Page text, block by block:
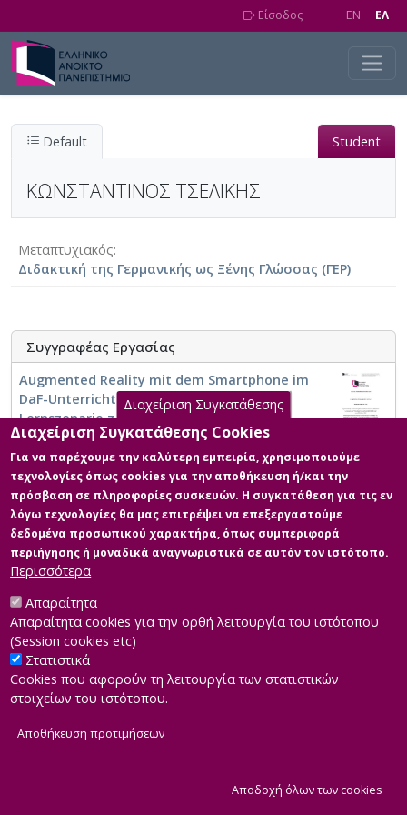
Είσοδος EN EΛ
Default Student
ΚΩΝΣΤΑΝΤΙΝΟΣ ΤΣΕΛΙΚΗΣ
Μεταπτυχιακός
Διδακτική της Γερμανικής ως Ξένης Γλώσσας (ΓΕΡ)
Συγγραφέας Εργασίας
Augmented Reality mit dem Smartphone im
DaF-Unterricht - Ein didaktisches
Lernszenario zum Wortschatzerwerb aus
konstruktivistischer und neurodidaktischer
Sicht
Developed byINTEROPTICS
Διαχείριση Συγκατάθεσης
Διαχείριση Συγκατάθεσης Cookies
Για να παρέχουμε την καλύτερη εμπειρία, χρησιμοποιούμε
τεχνολογίες όπως cookies για την αποθήκευση ή/και την
πρόσβαση σε πληροφορίες συσκευών. Η συγκατάθεση για τις εν
λόγω τεχνολογίες θα μας επιτρέψει να επεξεργαστούμε
δεδομένα προσωπικού χαρακτήρα, όπως συμπεριφορά
περιήγησης ή μοναδικά αναγνωριστικά σε αυτόν τον ιστότοπο.
Περισσότερα
Απαραίτητα
Απαραίτητα cookies για την ορθή λειτουργία του ιστότοπου
(Session cookies etc)
Στατιστικά
Cookies που αφορούν τη λειτουργία των στατιστικών
στοιχείων του ιστότοπου.
Αποθήκευση προτιμήσεων
Αποδοχή όλων των cookies